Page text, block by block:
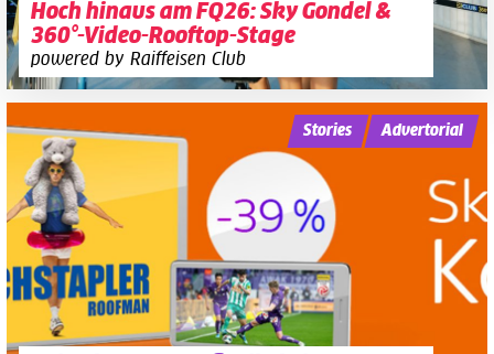
Hoch hinaus am FQ26: Sky Gondel &
360°-Video-Rooftop-Stage
powered by Raiffeisen Club
Stories Advertorial